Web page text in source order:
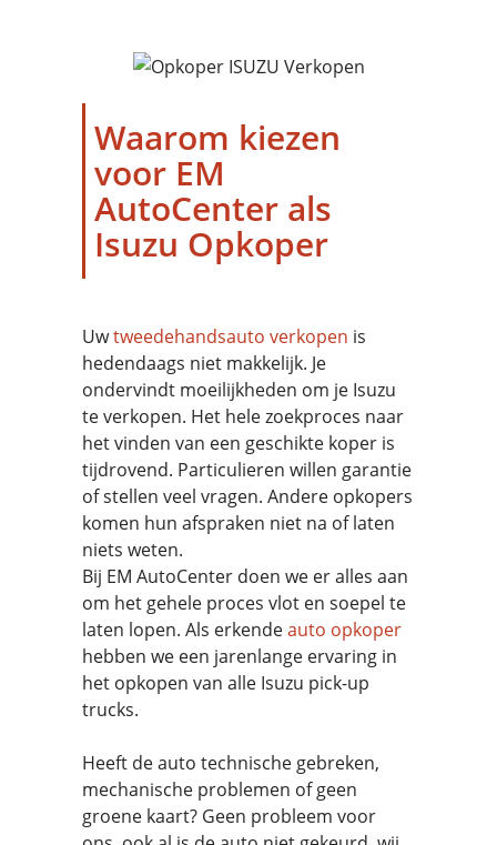
Waarom kiezen
voor EM
AutoCenter als
Isuzu Opkoper
Uwtweedehandsauto verkopen is
hedendaags niet makkelijk. Je
ondervindt moeilijkheden om je Isuzu
te verkopen. Het hele zoekproces naar
het vinden van een geschikte koper is
tijdrovend. Particulieren willen garantie
of stellen veel vragen. Andere opkopers
komen hun afspraken niet na of laten
niets weten.
Bij EM AutoCenter doen we er alles aan
om het gehele proces vlot en soepel te
laten lopen. Als erkendeauto opkoper
hebben we een jarenlange ervaring in
het opkopen van alle Isuzu pick-up
trucks.
Heeft de auto technische gebreken,
mechanische problemen of geen
groene kaart? Geen probleem voor